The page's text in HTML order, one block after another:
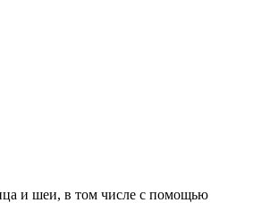
и шеи, в том числе с помощью